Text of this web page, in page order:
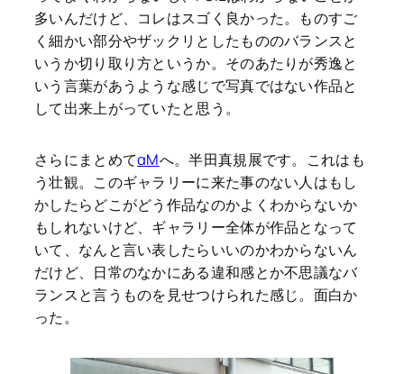
多いんだけど、コレはスゴく良かった。ものすご
く細かい部分やザックリとしたもののバランスと
いうか切り取り方というか。そのあたりが秀逸と
いう言葉があうような感じで写真ではない作品と
して出来上がっていたと思う。
さらにまとめてαMへ。半田真規展です。これはも
う壮観。このギャラリーに来た事のない人はもし
かしたらどこがどう作品なのかよくわからないか
もしれないけど、ギャラリー全体が作品となって
いて、なんと言い表したらいいのかわからないん
だけど、日常のなかにある違和感とか不思議なバ
ランスと言うものを見せつけられた感じ。面白か
った。